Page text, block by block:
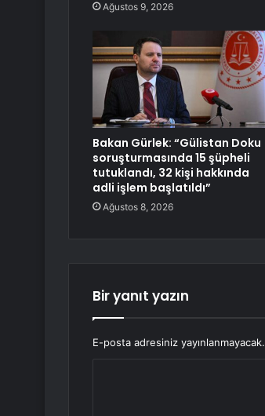
Ağustos 9, 2026
Bakan Gürlek: “Gülistan Doku
soruşturmasında 15 şüpheli
tutuklandı, 32 kişi hakkında
adli işlem başlatıldı”
Ağustos 8, 2026
Bir yanıt yazın
E-posta adresiniz yayınlanmayacak.